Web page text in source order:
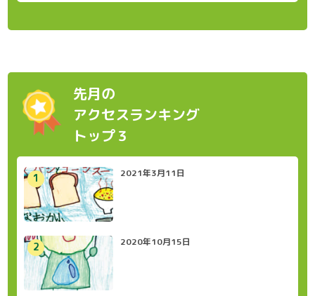
先月の
アクセスランキング
トップ３
2021年3月11日
2020年10月15日